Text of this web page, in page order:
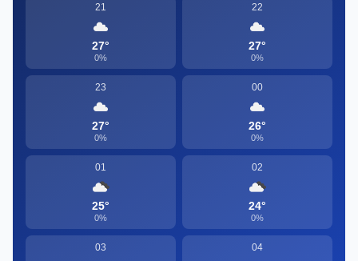
21
27°
0%
22
27°
0%
23
27°
0%
00
26°
0%
01
25°
0%
02
24°
0%
03 04